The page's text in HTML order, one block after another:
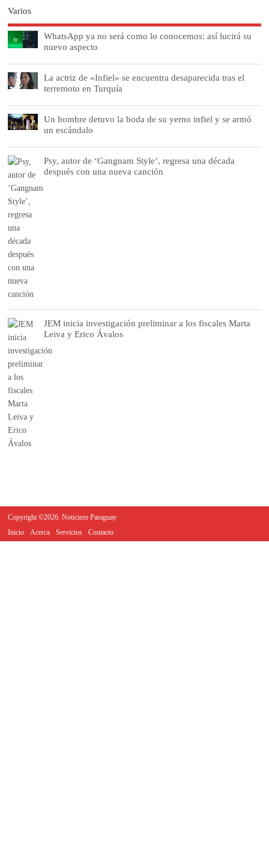
Varios
WhatsApp ya no será como lo conocemos: así lucirá su
nuevo aspecto
La actriz de «Infiel» se encuentra desaparecida tras el
terremoto en Turquía
Un hombre detuvo la boda de su yerno infiel y se armó
un escándalo
Psy, autor de ‘Gangnam Style’, regresa una década
después con una nueva canción
JEM inicia investigación preliminar a los fiscales Marta
Leiva y Erico Ávalos
Copyright ©2026. Noticiero Paraguay
Inicio
Acerca Servicios Contacto